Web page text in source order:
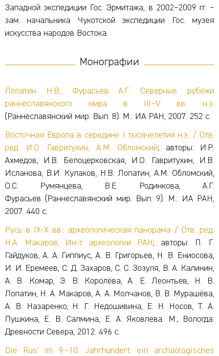
Западной экспедиции Гос. Эрмитажа, в 2002–2009 гг. –
зам. начальника Чукотской экспедиции Гос. музея
искусства народов Востока.
Монографии
Лопатин Н.В., Фурасьев А.Г. Северные рубежи
раннеславянского мира в III–V вв. н.э.
(Раннеславянский мир. Вып. 8). М.: ИА РАН, 2007. 252 с.
Восточная Европа в середине I тысячелетия н.э. / Отв.
ред.
И.О. Гавритухин, А.М. Обломский; авторы: И.Р.
Ахмедов, И.В. Белоцерковская, И.О. Гавритухин, И.В.
Исланова, В.И. Кулаков, Н.В. Лопатин, А.М. Обломский,
О.С. Румянцева, В.Е. Родинкова, А.Г.
Фурасьев (Раннеславянский мир. Вып. 9). М.: ИА РАН,
2007. 440 с.
Русь в IX-X вв.: археологическая панорама / Отв. ред.
Н.А. Макаров; Ин-т археологии РАН ; авторы: П. Г.
Гайдуков, А. А. Гиппиус, А. В. Григорьев, Н. В. Ениосова,
И. И. Еремеев, С. Д. Захаров, С. С. Зозуля, В. А. Калинин,
А. В. Комар, Э. В. Королёва, А. Е. Леонтьев, Н. В.
Лопатин, Н. А. Макаров, А. А. Молчанов, В. В. Мурашёва,
А. В. Назаренко, Н. Г. Недошивина, Е. Н. Носов, Т. А.
Пушкина, Е. В. Салмина, Е. А. Яковлева. М.; Вологда:
Древности Севера, 2012. 496 с.
Die Rus’ im 9.–10. Jahrhundert: ein archäologisches